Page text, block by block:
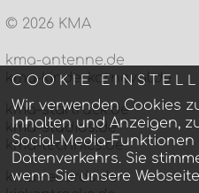
© 2026 KMA
kma-antenne.de
kma-kinderkarneval.de
kma-startruck.de
kma-studios.de
kma-technics.de
kma-records.de
COOKIE
Wir verwenden Cookies
Inhalten und Anzeigen,
Social-Media-
Datenverkehrs. Sie
wenn Sie unsere